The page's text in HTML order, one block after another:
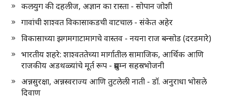
कलयुग की दहलीज, अज्ञान का रास्ता - सोपान जोशी
गावांची शाश्वत विकासाकडची वाटचाल - संकेत अहेर
विकासाच्या झगमगाटामागचे वास्तव - नयना राज बन्सोड (दरडमारे)
भारतीय शहरे: शाश्वततेच्या मार्गातील सामाजिक, आर्थिक आणि
राजकीय अडथळ्यांचे मूर्त रूप - प्रद्युम्न सहस्रभोजनी
अन्नसुरक्षा, अन्नस्वराज्य आणि तुटलेली नाती - डॉ. अनुराधा भोसले
दिवाण